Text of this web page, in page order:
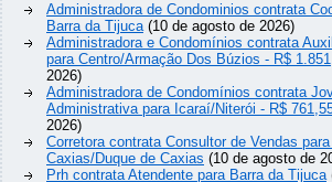
Administradora de Condominios contrata
Barra da Tijuca(10 de agosto de 2026)
Administradora e Condomínios contrata
para Centro/Armação Dos Búzios - R$
2026)
Administradora de Condomínios contrata
Administrativa para Icaraí/Niterói - R$
2026)
Corretora contrata Consultor de Vendas
Caxias/Duque de Caxias (10 de agosto de
Prh contrata Atendente para Barra da Tijuca